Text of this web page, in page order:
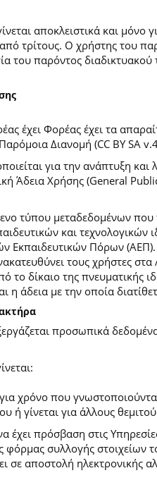
αποκλειστικά και
τρίτους. Ο χρήστης του
του παρόντος
έχει Φορέας έχει τα
Διανομή (CC BY SA
για την ανάπτυξη
Άδεια Χρήσης (General
τύπου μεταδεδομένων
και τεχνολογικών
Πόρων (ΑΕΠ).
τους χρήστες
δίκαιο της πνευματικής
η άδεια με την οποία
προσωπικά
χρόνο που
ή γίνεται για άλλους
πρόσβαση στις
φόρμας συλλογής
σε αποστολή